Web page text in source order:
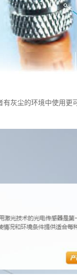
灰尘的环境中使用更